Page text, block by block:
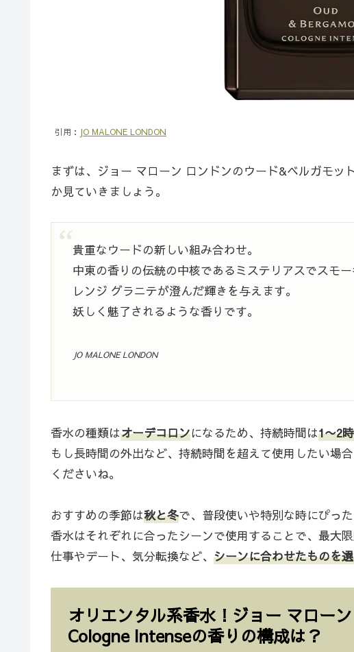
引用： JO MALONE LONDON
まずは、ジョー マローン ロンドンのウード&ベルガモッ
か見ていきましょう。
貴重なウードの新しい組み合わせ。
中東の香りの伝統の中核であるミステリアスでスモ
レンジ グラニテが澄んだ輝きを与えます。
妖しく魅了されるような香りです。
JO MALONE LONDON
香水の種類はオーデコロンになるため、持続時間は1〜2
もし長時間の外出など、持続時間を超えて使用したい場
くださいね。
おすすめの季節は秋と冬で、普段使いや特別な時にぴった
香水はそれぞれに合ったシーンで使用することで、最大
仕事やデート、気分転換など、 シーンに合わせたものを
オリエンタル系香水！ジョー マロー
Cologne Intenseの香りの構成は？